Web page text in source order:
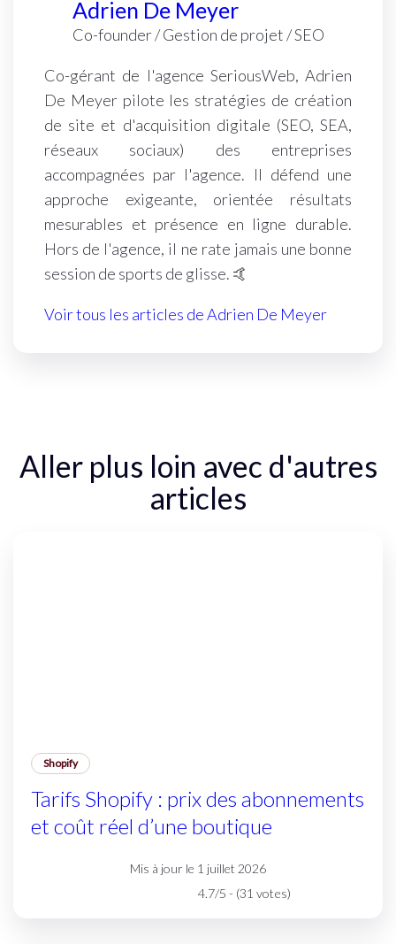
Adrien De Meyer
Co-founder / Gestion de projet / SEO
Co-gérant de l'agence SeriousWeb, Adrien
De Meyer pilote les stratégies de création
de site et d'acquisition digitale (SEO, SEA,
réseaux sociaux) des entreprises
accompagnées par l'agence. Il défend une
approche exigeante, orientée résultats
mesurables et présence en ligne durable.
Hors de l'agence, il ne rate jamais une bonne
session de sports de glisse. 🤙
Voir tous les articles de Adrien De Meyer
Aller plus loin avec d'autres
articles
Shopify
Tarifs Shopify : prix des abonnements
et coût réel d’une boutique
Mis à jour le 1 juillet 2026
4.7/5 - (31 votes)